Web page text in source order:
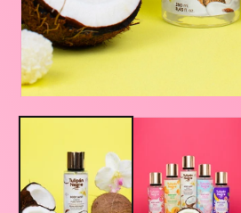
elemento
ventana
modal